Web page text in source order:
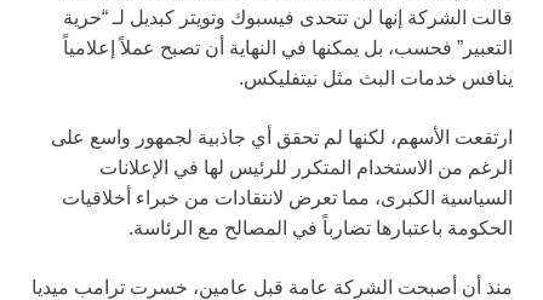
قالت الشركة إنها لن تتحدى فيسبوك وتويتر كبديل لـ “حرية
التعبير” فحسب، بل يمكنها في النهاية أن تصبح عملاً إعلامياً
ينافس خدمات البث مثل نيتفليكس.
ارتفعت الأسهم، لكنها لم تحقق أي جاذبية لجمهور واسع على
الرغم من الاستخدام المتكرر للرئيس لها في الإعلانات
السياسية الكبرى، مما تعرض لانتقادات من خبراء أخلاقيات
الحكومة باعتبارها تضارباً في المصالح مع الرئاسة.
منذ أن أصبحت الشركة عامة قبل عامين، خسرت ترامب ميديا